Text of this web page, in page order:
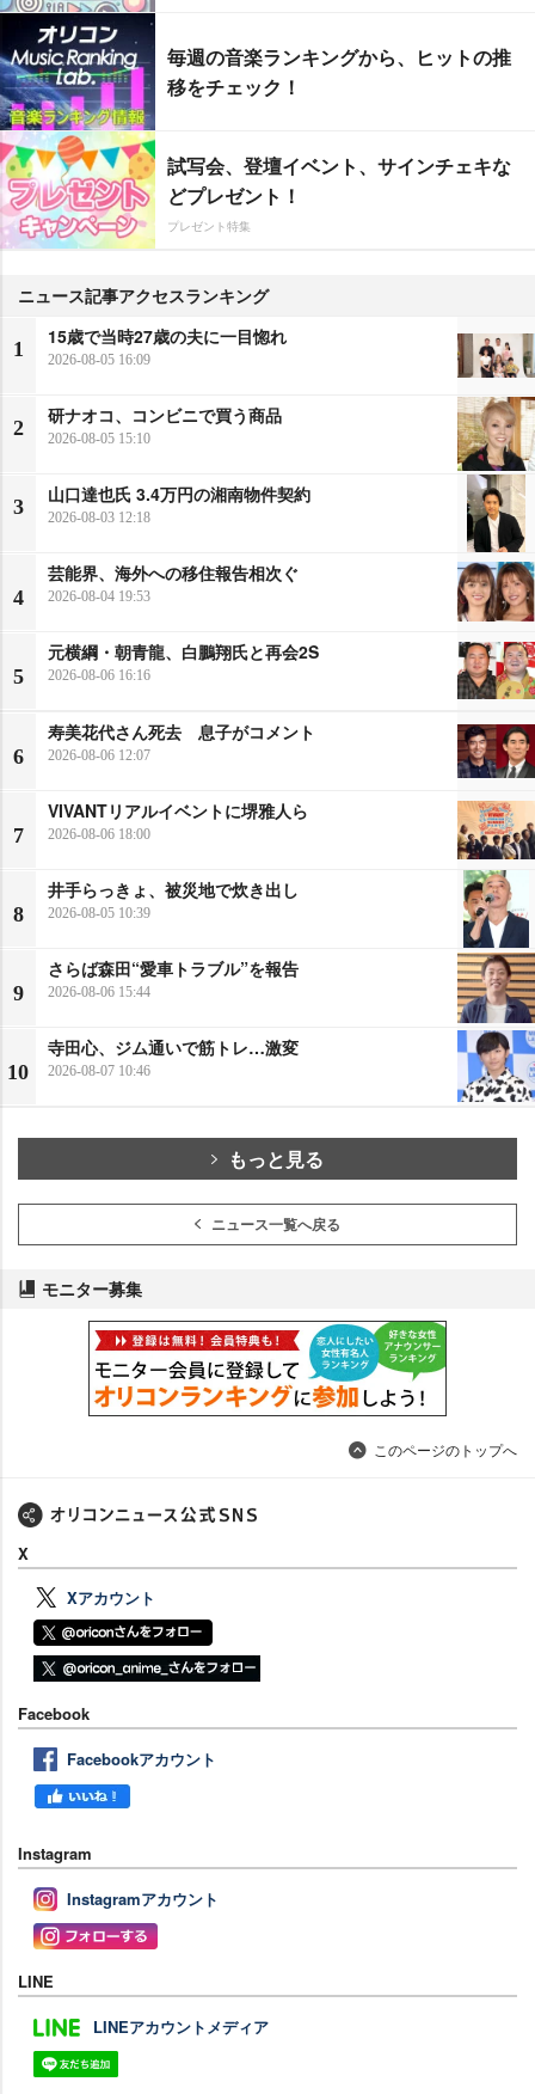
毎週の音楽ランキングから、ヒットの推
移をチェック！
試写会、登壇イベント、サインチェキな
どプレゼント！
プレゼント特集
ニュース記事アクセスランキング
1
15歳で当時27歳の夫に一目惚れ
2026-08-05 16:09
2
研ナオコ、コンビニで買う商品
2026-08-05 15:10
3
山口達也氏 3.4万円の湘南物件契約
2026-08-03 12:18
4
芸能界、海外への移住報告相次ぐ
2026-08-04 19:53
5
元横綱・朝青龍、白鵬翔氏と再会2S
2026-08-06 16:16
6
寿美花代さん死去 息子がコメント
2026-08-06 12:07
7
VIVANTリアルイベントに堺雅人ら
2026-08-06 18:00
8
井手らっきょ、被災地で炊き出し
2026-08-05 10:39
9
さらば森田“愛車トラブル”を報告
2026-08-06 15:44
10
寺田心、ジム通いで筋トレ…激変
2026-08-07 10:46
もっと見る
ニュース一覧へ戻る
モニター募集
このページのトップへ
X
Xアカウント
Facebook
Facebookアカウント
Instagram
Instagramアカウント
LINE
LINEアカウントメディア